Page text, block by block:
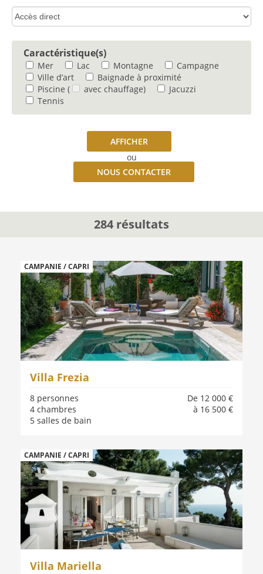
Caractéristique(s)
Mer Lac Montagne
Campagne
Ville d’art
Baignade à proximité
Piscine ( avec chauffage)
Jacuzzi
Tennis
AFFICHER
ou
NOUS CONTACTER
284 résultats
CAMPANIE / CAPRI
Villa Frezia
De 12 000 €
à 16 500 €
8 personnes
4 chambres
5 salles de bain
CAMPANIE / CAPRI
Villa Mariella